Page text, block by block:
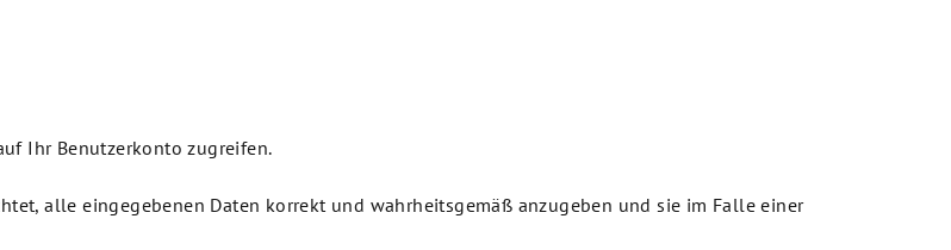
Ihr Benutzerkonto zugreifen.
alle eingegebenen Daten korrekt und wahrheitsgemäß anzugeben und sie im Falle einer